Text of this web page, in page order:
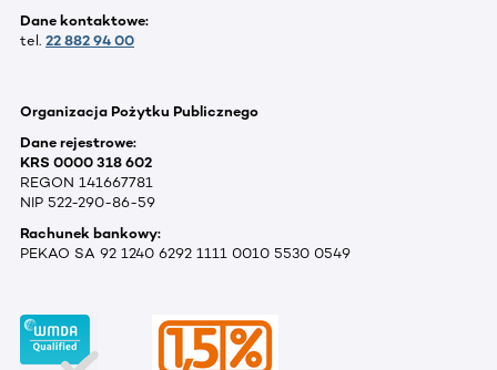
Dane kontaktowe:
tel. 22 882 94 00
Organizacja Pożytku Publicznego
Dane rejestrowe:
KRS 0000 318 602
REGON 141667781
NIP 522-290-86-59
Rachunek bankowy:
PEKAO SA 92 1240 6292 1111 0010 5530 0549